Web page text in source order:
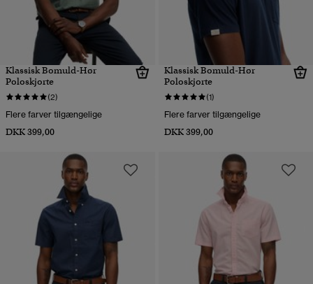
Klassisk Bomuld-Hør
Poloskjorte
(2)
Flere farver tilgængelige
DKK 399,00
Klassisk Bomuld-Hør
Poloskjorte
(1)
Flere farver tilgængelige
DKK 399,00